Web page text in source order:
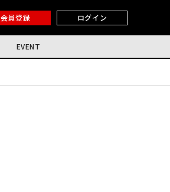
会員登録 ログイン
EVENT